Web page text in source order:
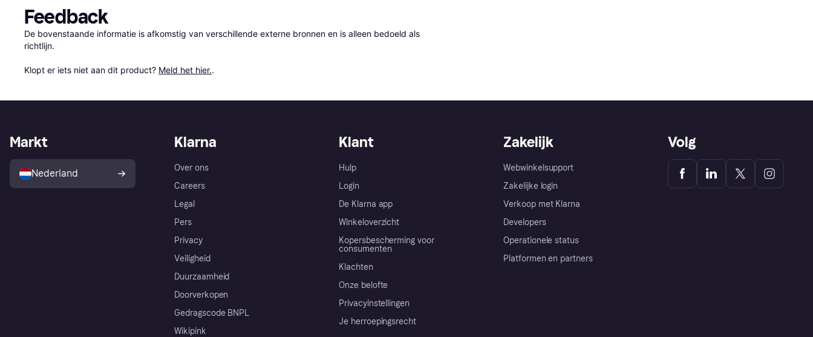
Feedback
De bovenstaande informatie is afkomstig van verschillende externe bronnen en is alleen bedoeld als
richtlijn.
Klopt er iets niet aan dit product? Meld het hier..
Klarna
Over ons
Careers
Legal
Pers
Privacy
Veiligheid
Duurzaamheid
Doorverkopen
Gedragscode BNPL
Wikipink
Klant
Hulp
Login
De Klarna app
Winkeloverzicht
Kopersbescherming voor
consumenten
Klachten
Onze belofte
Privacyinstellingen
Je herroepingsrecht
Zakelijk
Webwinkelsupport
Zakelijke login
Verkoop met Klarna
Developers
Operationele status
Platformen en partners
Markt
Nederland
Volg